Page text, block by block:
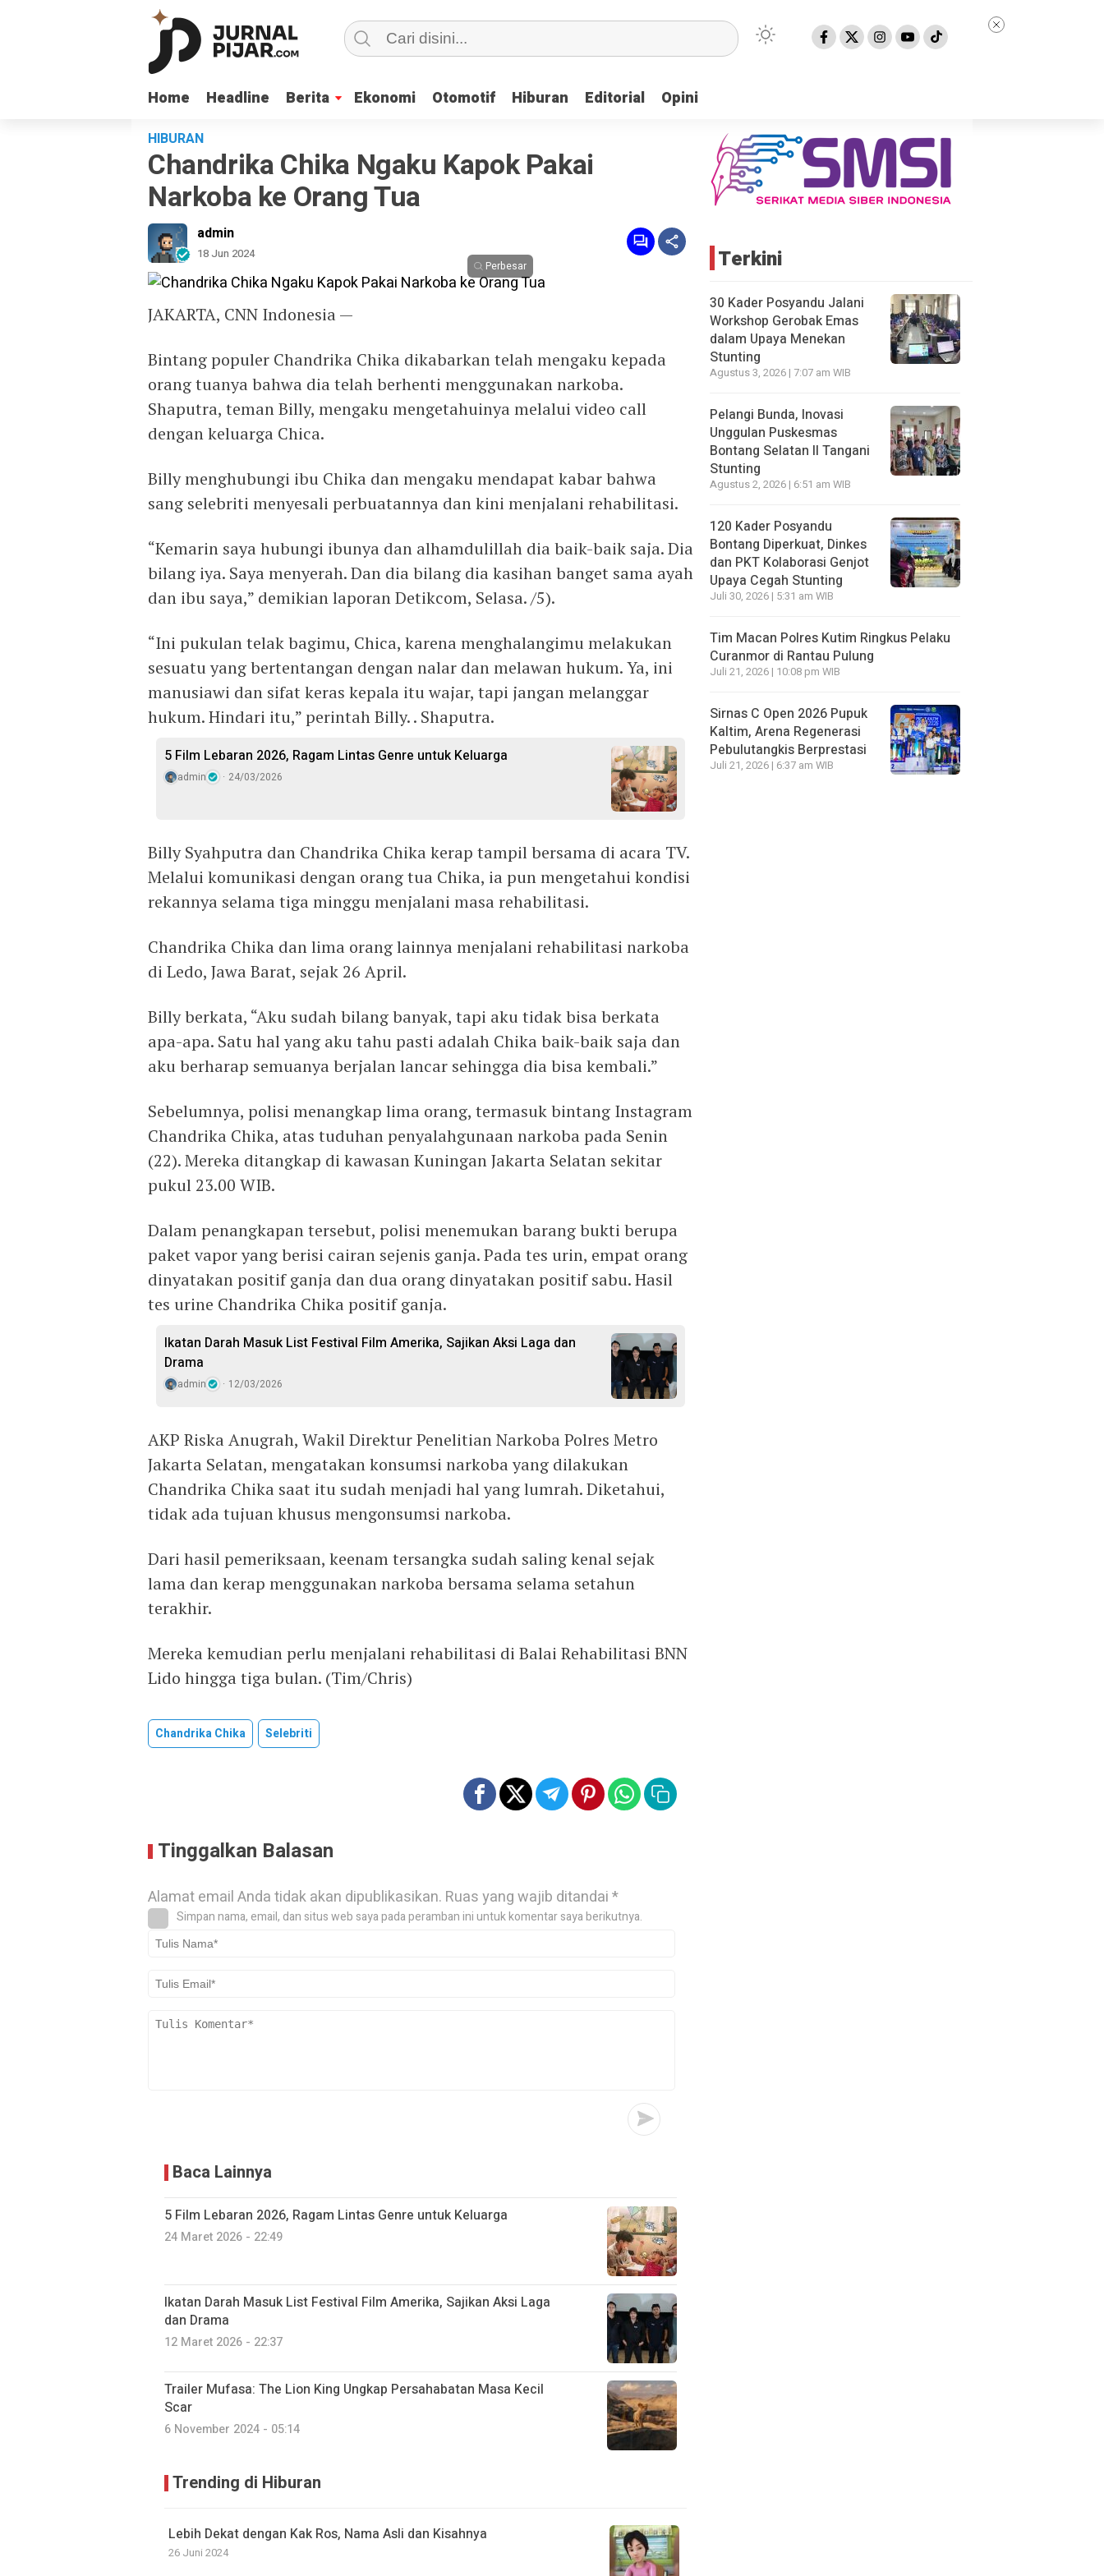
Home Headline Berita Ekonomi Otomotif Hiburan Editorial Opini
Home Headline Berita Ekonomi Otomotif Hiburan Editorial Opini
HIBURAN
Chandrika Chika Ngaku Kapok Pakai
Narkoba ke Orang Tua
admin
18 Jun 2024
Perbesar
JAKARTA, CNN Indonesia —
Bintang populer Chandrika Chika dikabarkan telah mengaku kepada
orang tuanya bahwa dia telah berhenti menggunakan narkoba.
Shaputra, teman Billy, mengaku mengetahuinya melalui video call
dengan keluarga Chica.
Billy menghubungi ibu Chika dan mengaku mendapat kabar bahwa
sang selebriti menyesali perbuatannya dan kini menjalani rehabilitasi.
“Kemarin saya hubungi ibunya dan alhamdulillah dia baik-baik saja. Dia
bilang iya. Saya menyerah. Dan dia bilang dia kasihan banget sama ayah
dan ibu saya,” demikian laporan Detikcom, Selasa. /5).
“Ini pukulan telak bagimu, Chica, karena menghalangimu melakukan
sesuatu yang bertentangan dengan nalar dan melawan hukum. Ya, ini
manusiawi dan sifat keras kepala itu wajar, tapi jangan melanggar
hukum. Hindari itu,” perintah Billy. . Shaputra.
5 Film Lebaran 2026, Ragam Lintas Genre untuk Keluarga
admin 24/03/2026
Billy Syahputra dan Chandrika Chika kerap tampil bersama di acara TV.
Melalui komunikasi dengan orang tua Chika, ia pun mengetahui kondisi
rekannya selama tiga minggu menjalani masa rehabilitasi.
Chandrika Chika dan lima orang lainnya menjalani rehabilitasi narkoba
di Ledo, Jawa Barat, sejak 26 April.
Billy berkata, “Aku sudah bilang banyak, tapi aku tidak bisa berkata
apa-apa. Satu hal yang aku tahu pasti adalah Chika baik-baik saja dan
aku berharap semuanya berjalan lancar sehingga dia bisa kembali.”
Sebelumnya, polisi menangkap lima orang, termasuk bintang Instagram
Chandrika Chika, atas tuduhan penyalahgunaan narkoba pada Senin
(22). Mereka ditangkap di kawasan Kuningan Jakarta Selatan sekitar
pukul 23.00 WIB.
Dalam penangkapan tersebut, polisi menemukan barang bukti berupa
paket vapor yang berisi cairan sejenis ganja. Pada tes urin, empat orang
dinyatakan positif ganja dan dua orang dinyatakan positif sabu. Hasil
tes urine Chandrika Chika positif ganja.
Ikatan Darah Masuk List Festival Film Amerika, Sajikan Aksi Laga dan
Drama
admin 12/03/2026
AKP Riska Anugrah, Wakil Direktur Penelitian Narkoba Polres Metro
Jakarta Selatan, mengatakan konsumsi narkoba yang dilakukan
Chandrika Chika saat itu sudah menjadi hal yang lumrah. Diketahui,
tidak ada tujuan khusus mengonsumsi narkoba.
Dari hasil pemeriksaan, keenam tersangka sudah saling kenal sejak
lama dan kerap menggunakan narkoba bersama selama setahun
terakhir.
Mereka kemudian perlu menjalani rehabilitasi di Balai Rehabilitasi BNN
Lido hingga tiga bulan. (Tim/Chris)
Chandrika Chika Selebriti
Tinggalkan Balasan
Alamat email Anda tidak akan dipublikasikan. Ruas yang wajib ditandai*
Simpan nama, email, dan situs web saya pada peramban ini untuk komentar saya berikutnya.
Baca Lainnya
5 Film Lebaran 2026, Ragam Lintas Genre untuk Keluarga
24 Maret 2026 - 22:49
Ikatan Darah Masuk List Festival Film Amerika, Sajikan Aksi Laga
dan Drama
12 Maret 2026 - 22:37
Trailer Mufasa: The Lion King Ungkap Persahabatan Masa Kecil
Scar
6 November 2024 - 05:14
Trending di Hiburan
Lebih Dekat dengan Kak Ros, Nama Asli dan Kisahnya
26 Juni 2024
Terkini
30 Kader Posyandu Jalani
Workshop Gerobak Emas
dalam Upaya Menekan
Stunting
Agustus 3, 2026 | 7:07 am WIB
Pelangi Bunda, Inovasi
Unggulan Puskesmas
Bontang Selatan II Tangani
Stunting
Agustus 2, 2026 | 6:51 am WIB
120 Kader Posyandu
Bontang Diperkuat, Dinkes
dan PKT Kolaborasi Genjot
Upaya Cegah Stunting
Juli 30, 2026 | 5:31 am WIB
Tim Macan Polres Kutim Ringkus Pelaku
Curanmor di Rantau Pulung
Juli 21, 2026 | 10:08 pm WIB
Sirnas C Open 2026 Pupuk
Kaltim, Arena Regenerasi
Pebulutangkis Berprestasi
Juli 21, 2026 | 6:37 am WIB